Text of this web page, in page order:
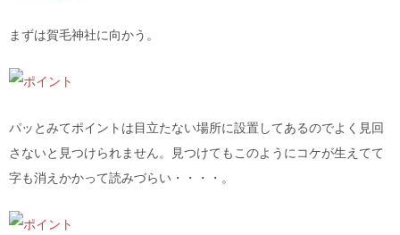
まずは賀毛神社に向かう。
パッとみてポイントは目立たない場所に設置してあるのでよく見回
さないと見つけられません。見つけてもこのようにコケが生えてて
字も消えかかって読みづらい・・・・。